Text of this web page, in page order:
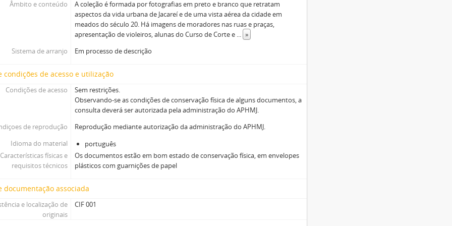
Âmbito e conteúdo
A coleção é formada por fotografias em preto e branco que retratam
aspectos da vida urbana de Jacareí e de uma vista aérea da cidade em
meados do século 20. Há imagens de moradores nas ruas e praças,
apresentação de violeiros, alunas do Curso de Corte e ... »
Sistema de arranjo
Em processo de descrição
condições de acesso e utilização
Condições de acesso
Sem restrições.
Observando-se as condições de conservação física de alguns documentos, a
consulta deverá ser autorizada pela administração do APHMJ.
de reprodução
Reprodução mediante autorização da administração do APHMJ.
Idioma do material
português
Características físicas e
requisitos técnicos
Os documentos estão em bom estado de conservação física, em envelopes
plásticos com guarnições de papel
documentação associada
e localização de
originais
CIF 001